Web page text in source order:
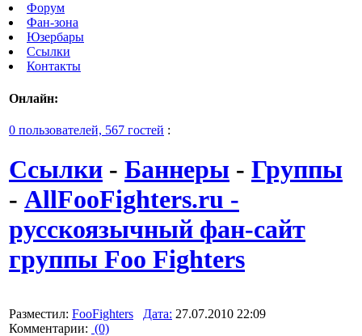
Форум
Фан-зона
Юзербары
Ссылки
Контакты
Онлайн:
0 пользователей, 567 гостей :
Ссылки - Баннеры - Группы
- AllFooFighters.ru -
русскоязычный фан-сайт
группы Foo Fighters
Разместил: FooFighters Дата: 27.07.2010 22:09
Комментарии: (0)